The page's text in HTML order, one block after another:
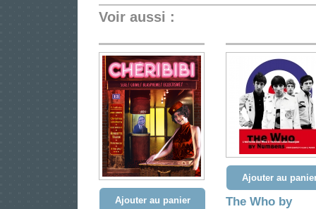
Voir aussi :
Ajouter au panier
Ajouter au
The Who by